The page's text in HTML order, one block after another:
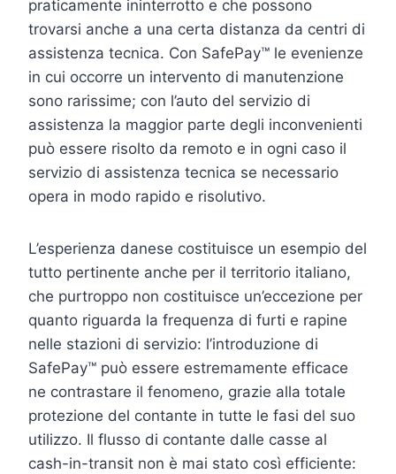
praticamente ininterrotto e che possono
trovarsi anche a una certa distanza da centri di
assistenza tecnica. Con SafePay™ le evenienze
in cui occorre un intervento di manutenzione
sono rarissime; con l’auto del servizio di
assistenza la maggior parte degli inconvenienti
può essere risolto da remoto e in ogni caso il
servizio di assistenza tecnica se necessario
opera in modo rapido e risolutivo.
L’esperienza danese costituisce un esempio del
tutto pertinente anche per il territorio italiano,
che purtroppo non costituisce un’eccezione per
quanto riguarda la frequenza di furti e rapine
nelle stazioni di servizio: l’introduzione di
SafePay™ può essere estremamente efficace
ne contrastare il fenomeno, grazie alla totale
protezione del contante in tutte le fasi del suo
utilizzo. Il flusso di contante dalle casse al
cash-in-transit non è mai stato così efficiente: